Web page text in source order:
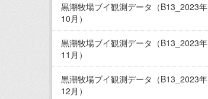
黒潮牧場ブイ観測データ（B13_2023年
10月）
黒潮牧場ブイ観測データ（B13_2023年
11月）
黒潮牧場ブイ観測データ（B13_2023年
12月）